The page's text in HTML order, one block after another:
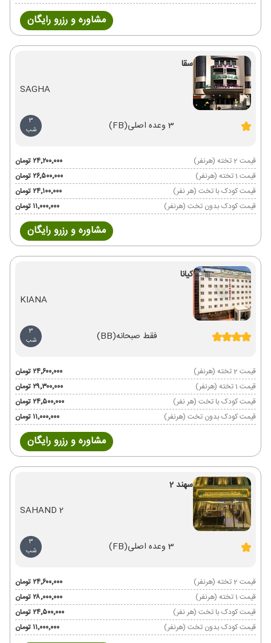
مشاوره و رزرو رایگان
سقا
SAGHA
3 وعده اصلی (FB)
3
شب
قیمت 2 تخته (هرنفر)
۲۴٬۲۰۰٬۰۰۰ تومان
قیمت 1 تخته (هرنفر)
۲۶٬۵۰۰٬۰۰۰ تومان
قیمت کودک با تخت (هر نفر)
۲۴٬۱۰۰٬۰۰۰ تومان
قیمت کودک بدون تخت (هرنفر)
۱۱٬۰۰۰٬۰۰۰ تومان
مشاوره و رزرو رایگان
کیانا
KIANA
فقط صبحانه(BB)
3
شب
قیمت 2 تخته (هرنفر)
۲۴٬۶۰۰٬۰۰۰ تومان
قیمت 1 تخته (هرنفر)
۲۹٬۳۰۰٬۰۰۰ تومان
قیمت کودک با تخت (هر نفر)
۲۴٬۵۰۰٬۰۰۰ تومان
قیمت کودک بدون تخت (هرنفر)
۱۱٬۰۰۰٬۰۰۰ تومان
مشاوره و رزرو رایگان
سهند 2
SAHAND 2
3 وعده اصلی (FB)
3
شب
قیمت 2 تخته (هرنفر)
۲۴٬۶۰۰٬۰۰۰ تومان
قیمت 1 تخته (هرنفر)
۲۸٬۰۰۰٬۰۰۰ تومان
قیمت کودک با تخت (هر نفر)
۲۴٬۵۰۰٬۰۰۰ تومان
قیمت کودک بدون تخت (هرنفر)
۱۱٬۰۰۰٬۰۰۰ تومان